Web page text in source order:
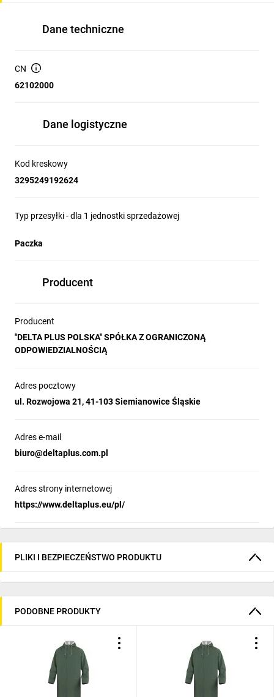
Dane techniczne
CN
62102000
Dane logistyczne
Kod kreskowy
3295249192624
Typ przesyłki - dla 1 jednostki sprzedażowej
Paczka
Producent
Producent
"DELTA PLUS POLSKA" SPÓŁKA Z OGRANICZONĄ
ODPOWIEDZIALNOŚCIĄ
Adres pocztowy
ul. Rozwojowa 21, 41-103 Siemianowice Śląskie
Adres e-mail
biuro@deltaplus.com.pl
Adres strony internetowej
https://www.deltaplus.eu/pl/
PLIKI I BEZPIECZEŃSTWO PRODUKTU
PODOBNE PRODUKTY